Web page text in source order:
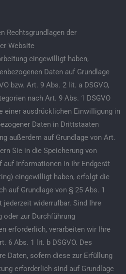
Rechtsgrundlagen der
Website
eingewilligt haben,
Daten auf Grundlage
bzw. Art. 9 Abs. 2 lit. a DSGVO,
nach Art. 9 Abs. 1 DSGVO
einer ausdrücklichen Einwilligung in
Daten in Drittstaaten
außerdem auf Grundlage von Art.
Sie in die Speicherung von
auf Informationen in Ihr Endgerät
eingewilligt haben, erfolgt die
auf Grundlage von § 25 Abs. 1
jederzeit widerrufbar. Sind Ihre
oder zur Durchführung
erforderlich, verarbeiten wir Ihre
6 Abs. 1 lit. b DSGVO. Des
Daten, sofern diese zur Erfüllung
erforderlich sind auf Grundlage